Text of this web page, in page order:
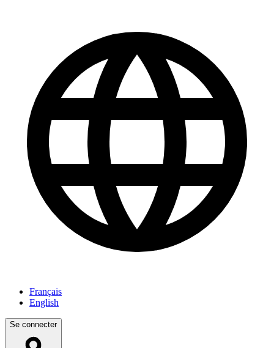
Français
English
Se connecter